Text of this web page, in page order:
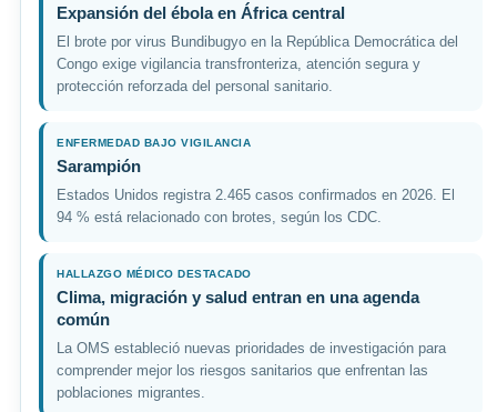
Expansión del ébola en África central
El brote por virus Bundibugyo en la República Democrática del
Congo exige vigilancia transfronteriza, atención segura y
protección reforzada del personal sanitario.
ENFERMEDAD BAJO VIGILANCIA
Sarampión
Estados Unidos registra 2.465 casos confirmados en 2026. El
94 % está relacionado con brotes, según los CDC.
HALLAZGO MÉDICO DESTACADO
Clima, migración y salud entran en una agenda
común
La OMS estableció nuevas prioridades de investigación para
comprender mejor los riesgos sanitarios que enfrentan las
poblaciones migrantes.